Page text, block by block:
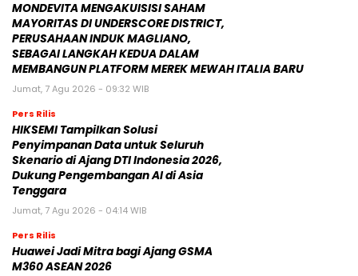
MONDEVITA MENGAKUISISI SAHAM
MAYORITAS DI UNDERSCORE DISTRICT,
PERUSAHAAN INDUK MAGLIANO,
SEBAGAI LANGKAH KEDUA DALAM
MEMBANGUN PLATFORM MEREK MEWAH ITALIA BARU
Jumat, 7 Agu 2026 - 09:32 WIB
Pers Rilis
HIKSEMI Tampilkan Solusi
Penyimpanan Data untuk Seluruh
Skenario di Ajang DTI Indonesia 2026,
Dukung Pengembangan AI di Asia
Tenggara
Jumat, 7 Agu 2026 - 04:14 WIB
Pers Rilis
Huawei Jadi Mitra bagi Ajang GSMA
M360 ASEAN 2026